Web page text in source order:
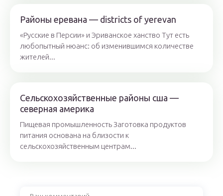
Районы еревана — districts of yerevan
«Русские в Персии» и Эриванское ханство Тут есть
любопытный нюанс: об изменившимся количестве
жителей...
Сельскохозяйственные районы сша —
северная америка
Пищевая промышленность Заготовка продуктов
питания основана на близости к
сельскохозяйственным центрам...